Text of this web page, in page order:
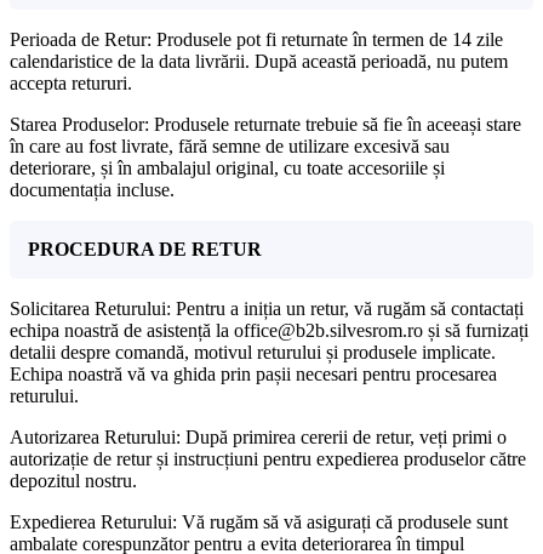
Perioada de Retur: Produsele pot fi returnate în termen de 14 zile
calendaristice de la data livrării. După această perioadă, nu putem
accepta retururi.
Starea Produselor: Produsele returnate trebuie să fie în aceeași stare
în care au fost livrate, fără semne de utilizare excesivă sau
deteriorare, și în ambalajul original, cu toate accesoriile și
documentația incluse.
PROCEDURA DE RETUR
Solicitarea Returului: Pentru a iniția un retur, vă rugăm să contactați
echipa noastră de asistență la office@b2b.silvesrom.ro și să furnizați
detalii despre comandă, motivul returului și produsele implicate.
Echipa noastră vă va ghida prin pașii necesari pentru procesarea
returului.
Autorizarea Returului: După primirea cererii de retur, veți primi o
autorizație de retur și instrucțiuni pentru expedierea produselor către
depozitul nostru.
Expedierea Returului: Vă rugăm să vă asigurați că produsele sunt
ambalate corespunzător pentru a evita deteriorarea în timpul